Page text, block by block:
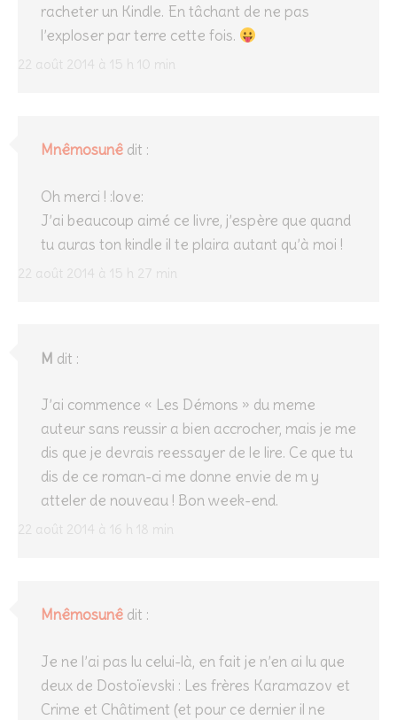
22 août 2014 à 15 h 10 min
racheter un Kindle. En tâchant de ne pas
l’exploser par terre cette fois.
Mnêmosunê dit :
22 août 2014 à 15 h 27 min
Oh merci ! :love:
J’ai beaucoup aimé ce livre, j’espère que quand
tu auras ton kindle il te plaira autant qu’à moi !
M dit :
22 août 2014 à 16 h 18 min
J’ai commence « Les Démons » du meme
auteur sans reussir a bien accrocher, mais je me
dis que je devrais reessayer de le lire. Ce que tu
dis de ce roman-ci me donne envie de m y
atteler de nouveau ! Bon week-end.
Mnêmosunê dit :
Je ne l’ai pas lu celui-là, en fait je n’en ai lu que
deux de Dostoïevski : Les frères Karamazov et
Crime et Châtiment (et pour ce dernier il ne